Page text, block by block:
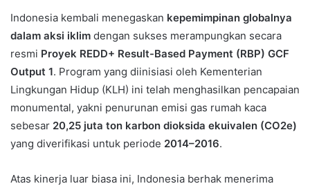
Indonesia kembali menegaskan kepemimpinan globalnya
dalam aksi iklim dengan sukses merampungkan secara
resmi Proyek REDD+ Result-Based Payment (RBP) GCF
Output 1. Program yang diinisiasi oleh Kementerian
Lingkungan Hidup (KLH) ini telah menghasilkan pencapaian
monumental, yakni penurunan emisi gas rumah kaca
sebesar 20,25 juta ton karbon dioksida ekuivalen (CO2​e)
yang diverifikasi untuk periode 2014–2016.
Atas kinerja luar biasa ini, Indonesia berhak menerima